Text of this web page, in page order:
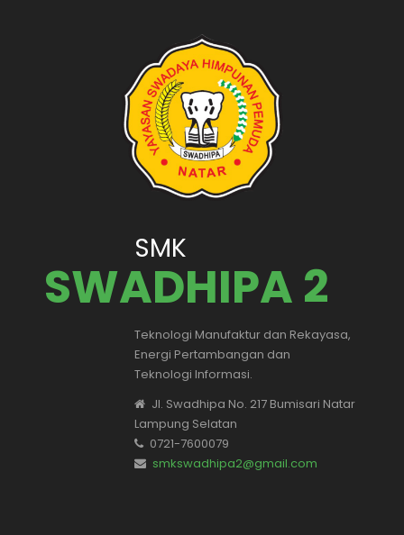
SMK
SWADHIPA 2
Teknologi Manufaktur dan Rekayasa,
Energi Pertambangan dan
Teknologi Informasi.
Jl. Swadhipa No. 217 Bumisari Natar
Lampung Selatan
0721-7600079
smkswadhipa2@gmail.com